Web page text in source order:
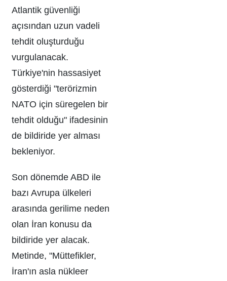
Atlantik güvenliği
açısından uzun vadeli
tehdit oluşturduğu
vurgulanacak.
Türkiye'nin hassasiyet
gösterdiği "terörizmin
NATO için süregelen bir
tehdit olduğu" ifadesinin
de bildiride yer alması
bekleniyor.
Son dönemde ABD ile
bazı Avrupa ülkeleri
arasında gerilime neden
olan İran konusu da
bildiride yer alacak.
Metinde, "Müttefikler,
İran'ın asla nükleer